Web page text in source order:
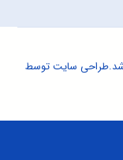
طراحی سایتتوسط